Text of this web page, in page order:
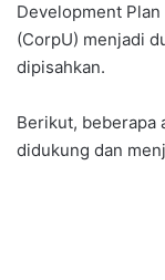
Development
(CorpU) menjadi
dipisahkan.
Berikut, beberapa
didukung dan